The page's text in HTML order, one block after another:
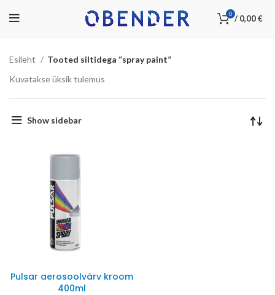
0 / 0,00€
Esileht
Tooted siltidega “spray paint”
Kuvatakse üksik tulemus
Show sidebar
Pulsar aerosoolvärv kroom
400ml